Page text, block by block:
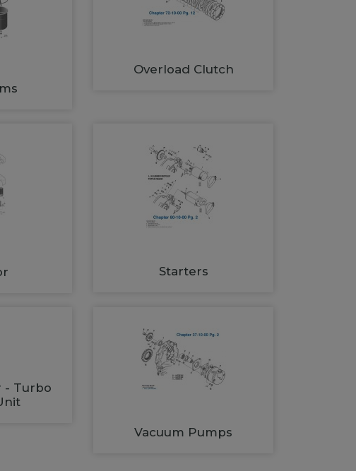
Overload Clutch
Starters
- Turbo
Vacuum Pumps